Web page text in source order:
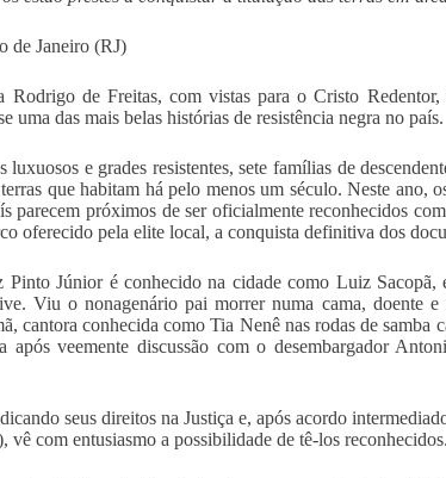
de Janeiro (RJ)
Rodrigo de Freitas, com vistas para o Cristo
uma das mais belas histórias de resistência negra no país.
e grades resistentes, sete famílias de
que habitam há pelo menos um século. Neste ano,
parecem próximos de ser oficialmente reconhecidos
oferecido pela elite local, a conquista definitiva dos
Pinto Júnior é conhecido na cidade como Luiz
Viu o nonagenário pai morrer numa cama, doente e
cantora conhecida como Tia Nenê nas rodas de samba
após veemente discussão com o desembargador
seus direitos na Justiça e, após acordo
vê com entusiasmo a possibilidade de tê-los reconhecidos.